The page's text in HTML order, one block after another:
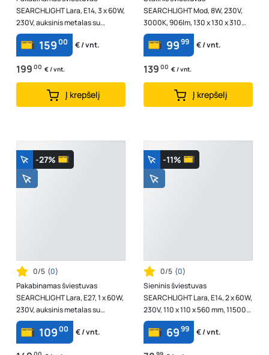
SEARCHLIGHT Lara, E14, 3 x 60W,
230V, auksinis metalas su
skaidriais stikliniais strypais, 350
x ...
15900 € / vnt.
199 00 € / vnt.
Į krepšelį
SEARCHLIGHT Mod, 8W, 230V,
3000K, 906lm, 130 x 130 x 310
mm, EU26251SB
9999 € / vnt.
139 00 € / vnt.
Į krepšelį
-27%
0/5 (0)
Pakabinamas šviestuvas
SEARCHLIGHT Lara, E27, 1 x 60W,
230V, auksinis metalas su
skaidriais stikliniais strypais, 260
x ...
10900 € / vnt.
-11%
0/5 (0)
Sieninis šviestuvas
SEARCHLIGHT Lara, E14, 2 x 60W,
230V, 110 x 110 x 560 mm, 11500-
2GO
6999 € / vnt.